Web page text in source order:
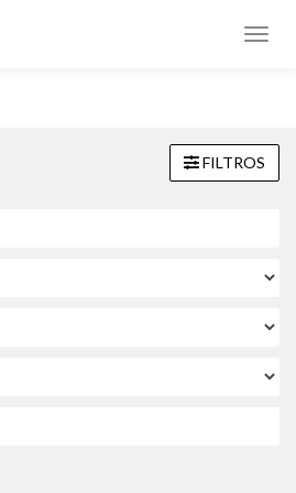
FILTROS